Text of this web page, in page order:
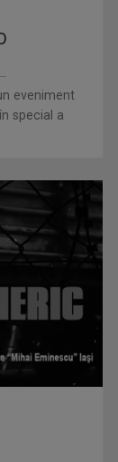
eveniment
special a